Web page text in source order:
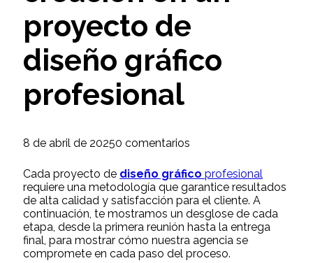
proyecto de
diseño gráfico
profesional
8 de abril de 20250 comentarios
Cada proyecto de diseño gráfico profesional
requiere una metodología que garantice resultados
de alta calidad y satisfacción para el cliente. A
continuación, te mostramos un desglose de cada
etapa, desde la primera reunión hasta la entrega
final, para mostrar cómo nuestra agencia se
compromete en cada paso del proceso.